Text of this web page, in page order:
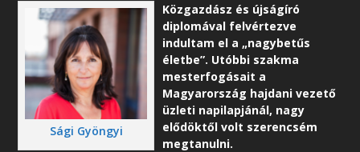
Sági Gyöngyi
Közgazdász és újságíró
diplomával felvértezve
indultam el a „nagybetűs
életbe”. Utóbbi szakma
mesterfogásait a
Magyarország hajdani vezető
üzleti napilapjánál, nagy
elődöktől volt szerencsém
megtanulni.